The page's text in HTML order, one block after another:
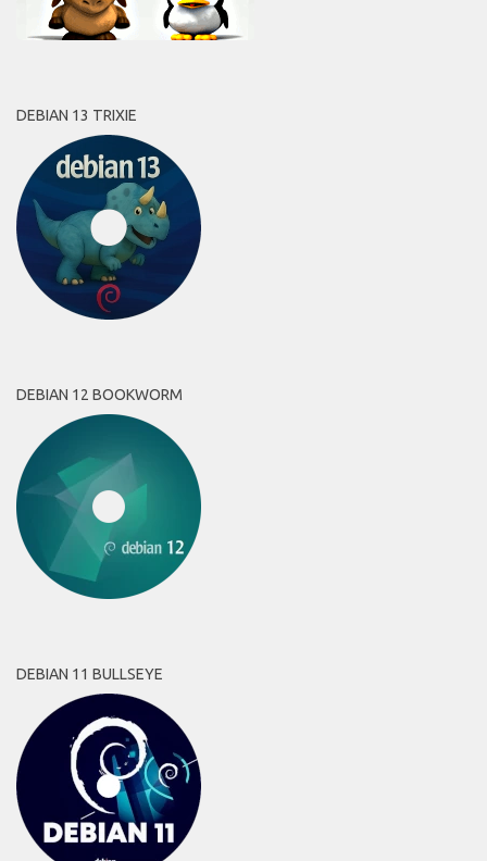
DEBIAN 13 TRIXIE
DEBIAN 12 BOOKWORM
DEBIAN 11 BULLSEYE